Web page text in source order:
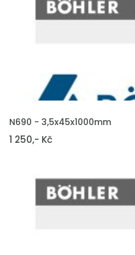
VLOŽIT DO KOŠÍKU
N690 - 3,5x45x1000mm
1 250,- Kč